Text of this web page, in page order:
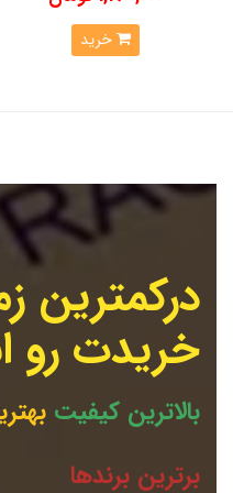
سوئیچ شبکهمتناسب با بودجه
ویژگی‌ها و برندها در این
خرید
درکمترین
خریدت رو
بالاترین کیفیت
برترین برندها